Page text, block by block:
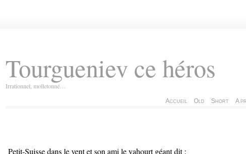
Tourgueniev ce héros
Irrationnel, molletonné…
Accueil Old Short A
Petit-Suisse dans le vent et son ami le yahourt géant dit :